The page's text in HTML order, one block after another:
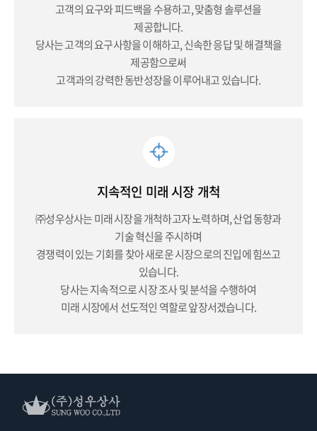
고객의 요구와 피드백을 수용하고, 맞춤형 솔루션을
제공합니다.
당사는 고객의 요구사항을 이해하고, 신속한 응답 및 해결책을
제공함으로써
고객과의 강력한 동반성장을 이루어내고 있습니다.
지속적인 미래 시장 개척
㈜성우상사는 미래 시장을 개척하고자 노력하며, 산업 동향과
기술 혁신을 주시하며
경쟁력이 있는 기회를 찾아 새로운 시장으로의 진입에 힘쓰고
있습니다.
당사는 지속적으로 시장 조사 및 분석을 수행하여
미래 시장에서 선도적인 역할로 앞장서겠습니다.